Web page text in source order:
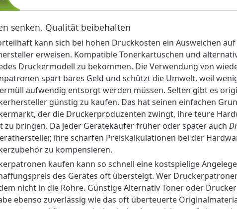
senken, Qualität beibehalten
kann sich bei hohen Druckkosten ein Ausweichen
erweisen. Kompatible Tonerkartuschen und
Druckermodell zu bekommen. Die Verwendung von
spart bares Geld und schützt die Umwelt, weil
aufwendig entsorgt werden müssen. Selten gibt es
günstig zu kaufen. Das hat seinen einfachen
der die Druckerproduzenten zwingt, ihre teure
zu bringen. Da jeder Gerätekäufer früher oder später auch
ihre scharfen Preiskalkulationen bei der
zu kompensieren.
kaufen kann so schnell eine kostspielige
des Gerätes oft übersteigt. Wer
nicht in die Röhre. Günstige Alternativ Toner oder
ebenso zuverlässig wie das oft überteuerte